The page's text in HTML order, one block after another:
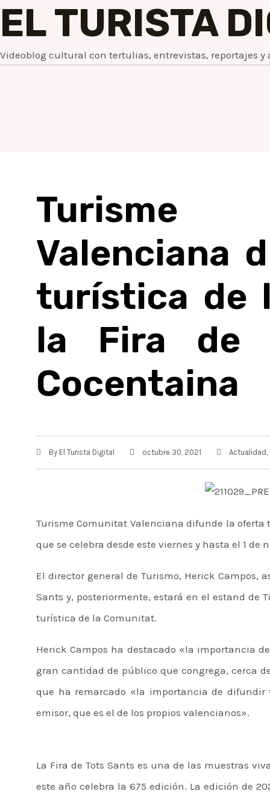
EL TURISTA
Videoblog cultural con tertulias, entrevistas, reportajes y
Valenciana
turística de
la Fira de
Cocentaina
By El Turista Digital octubre 30, 2021 Actualidad
Turisme Comunitat Valenciana difunde la
que se celebra desde este viernes y hasta el 1 de
El director general de Turismo, Herick Campos,
Sants y, posteriormente, estará en el estand
turística de la Comunitat.
Herick Campos ha destacado «la importancia
gran cantidad de público que congrega, cerca
que ha remarcado «la importancia de
emisor, que es el de los propios valencianos».
La Fira de Tots Sants es una de las muestras
este año celebra la 675 edición. La edición de